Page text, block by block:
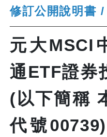
修訂公開說明書
元大MSCI
通ETF證券
(以下簡稱
代號